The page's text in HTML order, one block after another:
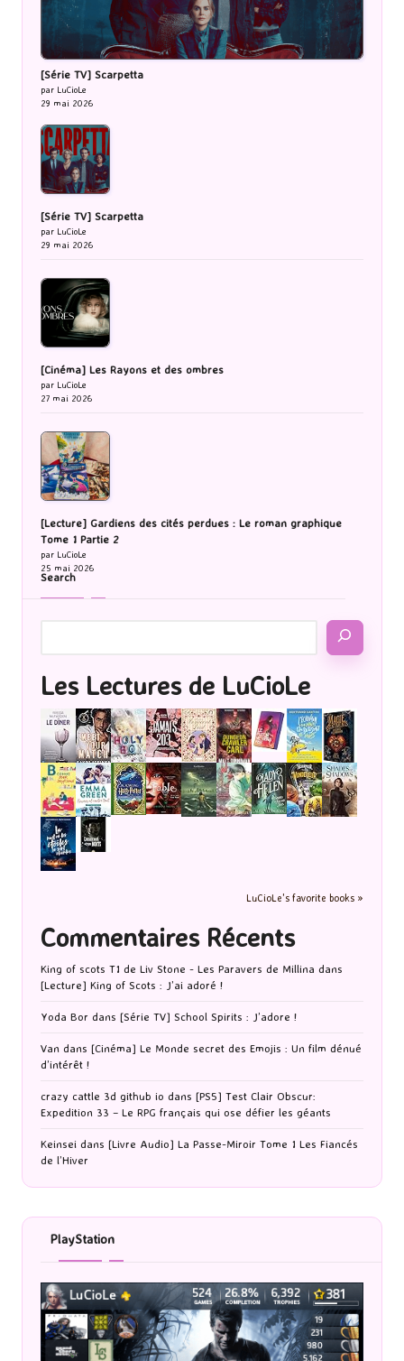
[Série TV] Scarpetta
par LuCioLe
29 mai 2026
[Série TV] Scarpetta
par LuCioLe
29 mai 2026
[Cinéma] Les Rayons et des ombres
par LuCioLe
27 mai 2026
[Lecture] Gardiens des cités perdues : Le roman graphique
Tome 1 Partie 2
par LuCioLe
25 mai 2026
Search
Les Lectures de LuCioLe
LuCioLe's favorite books »
Commentaires Récents
King of scots T1 de Liv Stone - Les Paravers de Millina dans
[Lecture] King of Scots : J’ai adoré !
Yoda Bor dans [Série TV] School Spirits : J’adore !
Van dans [Cinéma] Le Monde secret des Emojis : Un film dénué
d’intérêt !
crazy cattle 3d github io dans [PS5] Test Clair Obscur:
Expedition 33 – Le RPG français qui ose défier les géants
Keinsei dans [Livre Audio] La Passe-Miroir Tome 1 Les Fiancés
de l’Hiver
PlayStation